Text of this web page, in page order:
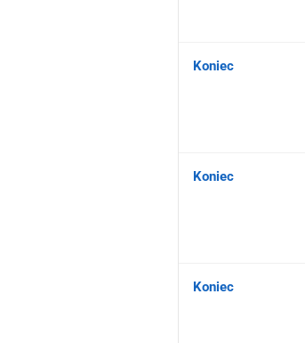
Koniec
Koniec
Koniec